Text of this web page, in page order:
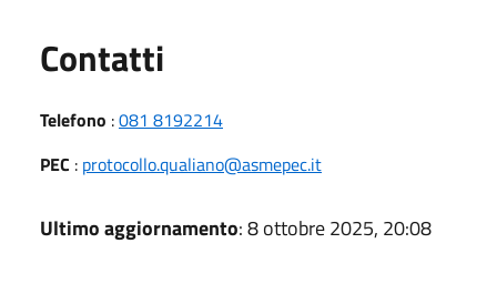
Contatti
Telefono :081 8192214
PEC : protocollo.qualiano@asmepec.it
Ultimo aggiornamento: 8 ottobre 2025, 20:08